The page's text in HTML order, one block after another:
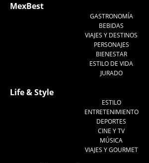
MexBest
GASTRONOMÍA
BEBIDAS
VIAJES Y DESTINOS
PERSONAJES
BIENESTAR
ESTILO DE VIDA
JURADO
Life & Style
ESTILO
ENTRETENIMIENTO
DEPORTES
CINE Y TV
MÚSICA
VIAJES Y GOURMET